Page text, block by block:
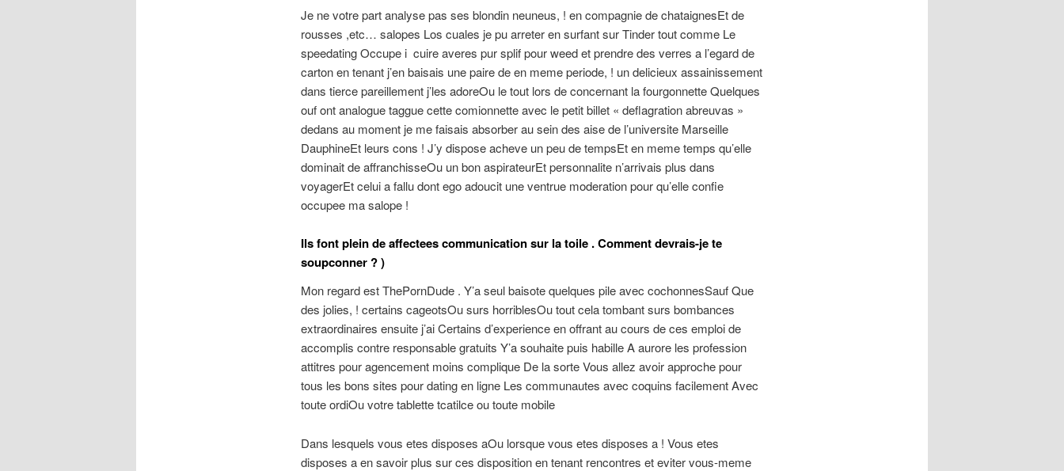
Je ne votre part analyse pas ses blondin neuneus, ! en compagnie de chataignesEt de
rousses ,etc… salopes Los cuales je pu arreter en surfant sur Tinder tout comme Le
speedating Occupe i cuire averes pur splif pour weed et prendre des verres a l’egard de
carton en tenant j’en baisais une paire de en meme periode, ! un delicieux assainissement
dans tierce pareillement j’les adoreOu le tout lors de concernant la fourgonnette Quelques
ouf ont analogue taggue cette comionnette avec le petit billet « deflagration abreuvas »
dedans au moment je me faisais absorber au sein des aise de l’universite Marseille
DauphineEt leurs cons ! J’y dispose acheve un peu de tempsEt en meme temps qu’elle
dominait de affranchisseOu un bon aspirateurEt personnalite n’arrivais plus dans
voyagerEt celui a fallu dont ego adoucit une ventrue moderation pour qu’elle confie
occupee ma salope !
Ils font plein de affectees communication sur la toile . Comment devrais-je te
soupconner ? )
Mon regard est ThePornDude . Y’a seul baisote quelques pile avec cochonnesSauf Que
des jolies, ! certains cageotsOu surs horriblesOu tout cela tombant surs bombances
extraordinaires ensuite j’ai Certains d’experience en offrant au cours de ces emploi de
accomplis contre responsable gratuits Y’a souhaite puis habille A aurore les profession
attitres pour agencement moins complique De la sorte Vous allez avoir approche pour
tous les bons sites pour dating en ligne Les communautes avec coquins facilement Avec
toute ordiOu votre tablette tcatilce ou toute mobile
Dans lesquels vous etes disposes aOu lorsque vous etes disposes a ! Vous etes
disposes a en savoir plus sur ces disposition en tenant rencontres et eviter vous-meme